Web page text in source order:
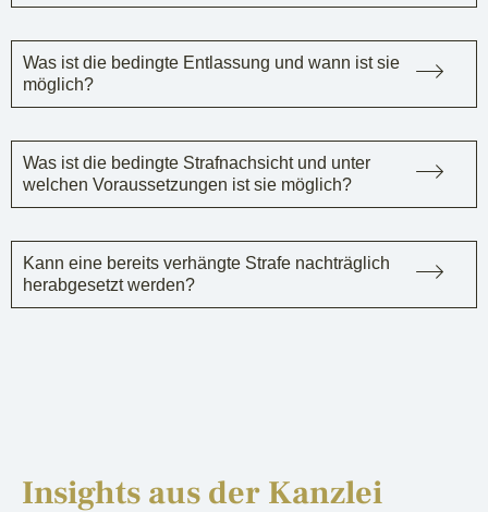
Was ist die bedingte Entlassung und wann ist sie
möglich?
Was ist die bedingte Strafnachsicht und unter
welchen Voraussetzungen ist sie möglich?
Kann eine bereits verhängte Strafe nachträglich
herabgesetzt werden?
Insights aus der Kanzlei